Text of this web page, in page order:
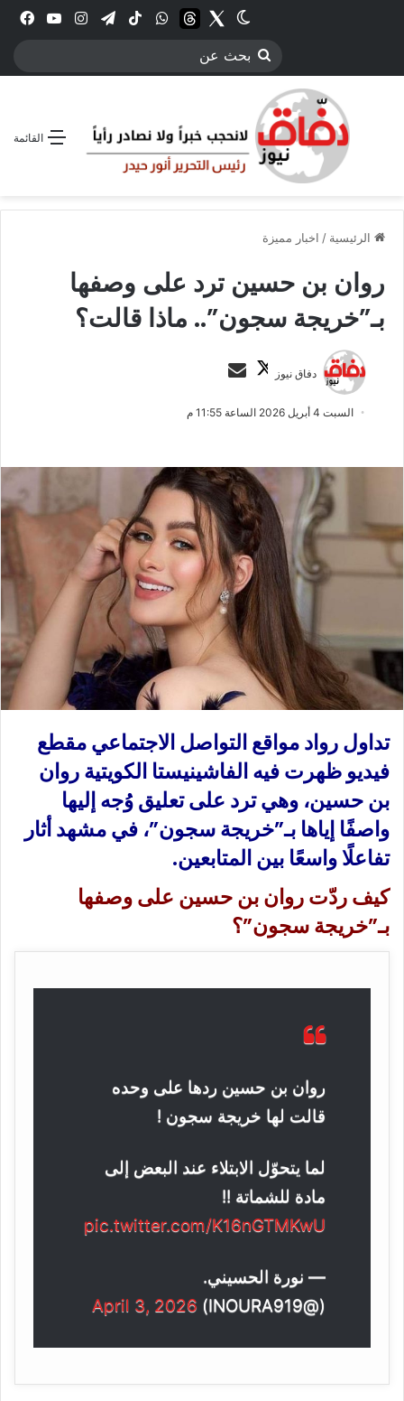
انستقرامتيلقرام‫TikTokواتسابthreadsTwitter
الوضع المظلم
بحث
القائمة
الرئيسية / اخبار مميزة
روان بن حسين ترد على وصفها
بـ”خريجة سجون”.. ماذا قالت؟
دفاق نيوز
ت
ب
ل
ى
X
س
ر
ي
د
ا
إ
ل
ك
ت
ر
ن
ي
السبت 4 أبريل 2026 الساعة 11:55 م
تداول رواد مواقع التواصل الاجتماعي مقطع
فيديو ظهرت فيه الفاشينيستا الكويتية روان
بن حسين، وهي ترد على تعليق وُجه إليها
واصفًا إياها بـ”خريجة سجون”، في مشهد أثار
تفاعلًا واسعًا بين المتابعين.
كيف ردّت روان بن حسين على وصفها
بـ”خريجة سجون”؟
روان بن حسين ردها على وحده
قالت لها خريجة سجون !
لما يتحوّل الابتلاء عند البعض إلى
مادة للشماتة !!
pic.twitter.com/K16nGTMKwU
— نورة الحسيني.
(@INOURA919)
April 3, 2026